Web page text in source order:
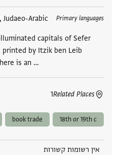
Primary languages
Judaeo-Arabic
capitals of Sefer
printed by Itzik ben Leib
is an …
Related Places
1
תגים
18th or 19th c
book trade
אין רשומות קשורות